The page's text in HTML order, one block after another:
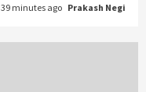
39 minutes ago Prakash Negi